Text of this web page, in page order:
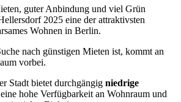
guter Anbindung und viel Grün
2025 eine der attraktivsten
Wohnen in Berlin.
nach günstigen Mieten ist, kommt an
vorbei.
Stadt bietet durchgängig niedrige
hohe Verfügbarkeit an Wohnraum und